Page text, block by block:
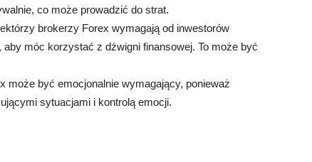
co może prowadzić do strat.
brokerzy Forex wymagają od inwestorów
aby móc korzystać z dźwigni finansowej. To może być
może być emocjonalnie wymagający, ponieważ
sytuacjami i kontrolą emocji.